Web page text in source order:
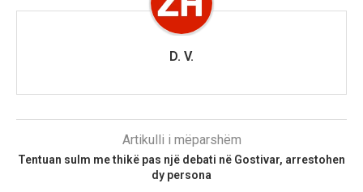
D. V.
Artikulli i mëparshëm
Tentuan sulm me thikë pas një debati në Gostivar, arrestohen
dy persona